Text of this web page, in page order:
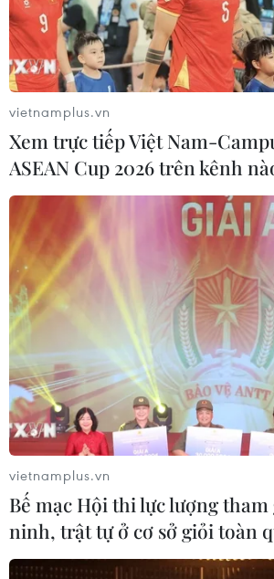
Starbucks quyết “đổi gió”
uống pha chế từ trà độc đáo
20/09/2016 11:55
“Trải nghiệm trà mới mẻ của chúng tôi
những hương vị nhiều tầng lớp, được
cách chỉ có ở Starbucks,” đại diện
trong lần "đổi gió" của thương hiệu
vietnamplus.vn
Xem trực tiếp Việt Nam-
ASEAN Cup 2026 trên kênh
vietnamplus.vn
Bế mạc Hội thi lực lượng tham
ninh, trật tự ở cơ sở giỏi toàn